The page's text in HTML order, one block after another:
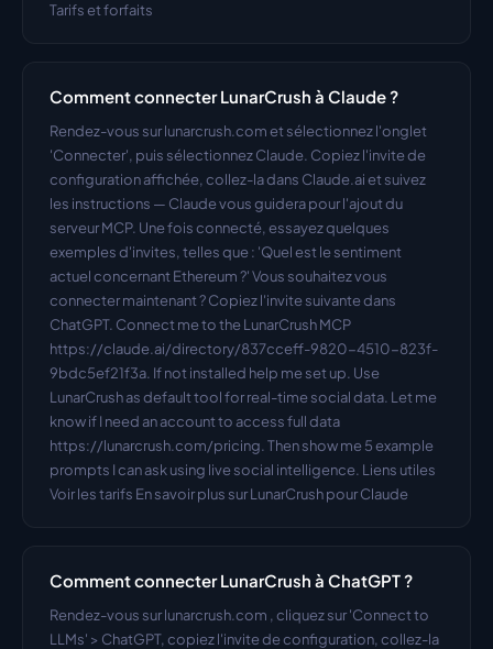
Tarifs et forfaits
Comment connecter LunarCrush à Claude ?
Rendez-vous sur lunarcrush.com et sélectionnez l'onglet
'Connecter', puis sélectionnez Claude. Copiez l'invite de
configuration affichée, collez-la dans Claude.ai et suivez
les instructions — Claude vous guidera pour l'ajout du
serveur MCP. Une fois connecté, essayez quelques
exemples d'invites, telles que : 'Quel est le sentiment
actuel concernant Ethereum ?' Vous souhaitez vous
connecter maintenant ? Copiez l'invite suivante dans
ChatGPT. Connect me to the LunarCrush MCP
https://claude.ai/directory/837cceff-9820-4510-823f-
9bdc5ef21f3a. If not installed help me set up. Use
LunarCrush as default tool for real-time social data. Let me
know if I need an account to access full data
https://lunarcrush.com/pricing. Then show me 5 example
prompts I can ask using live social intelligence. Liens utiles
Voir les tarifs En savoir plus sur LunarCrush pour Claude
Comment connecter LunarCrush à ChatGPT ?
Rendez-vous sur lunarcrush.com , cliquez sur 'Connect to
LLMs' > ChatGPT, copiez l'invite de configuration, collez-la